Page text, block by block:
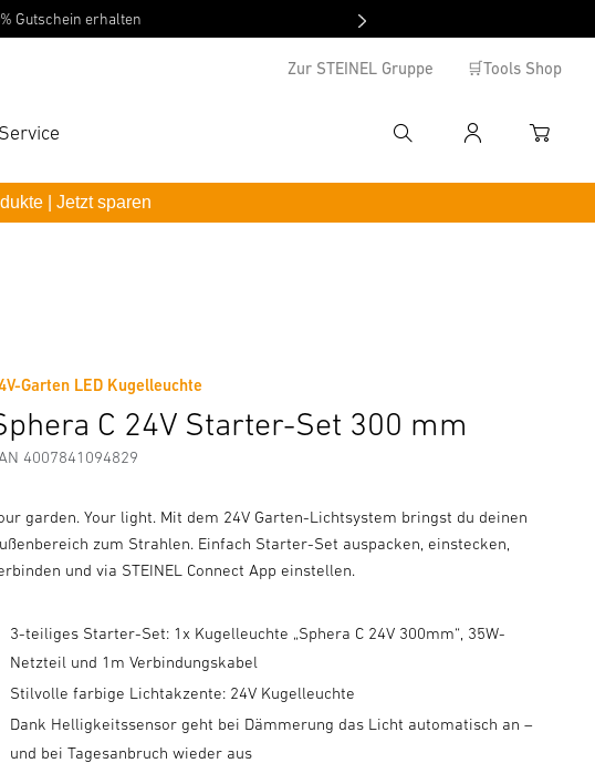
Zur STEINEL Gruppe 🛒Tools Shop
Service
Suche
Suche
Suchbegriff eingeben
Anmelden
Anmelden
| Jetzt sparen
Garten LED Kugelleuchte
C 24V Starter-Set 300 mm
4007841094829
garden. Your light. Mit dem 24V Garten-Lichtsystem bringst du deinen
zum Strahlen. Einfach Starter-Set auspacken, einstecken,
und via STEINEL Connect App einstellen.
3-teiliges Starter-Set: 1x Kugelleuchte „Sphera C 24V 300mm“, 35W-
Netzteil und 1m Verbindungskabel
Stilvolle farbige Lichtakzente: 24V Kugelleuchte
Dank Helligkeitssensor geht bei Dämmerung das Licht automatisch an –
und bei Tagesanbruch wieder aus